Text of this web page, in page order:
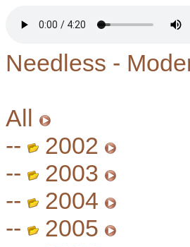
Needless -
All
--
2002
--
2003
--
2004
--
2005